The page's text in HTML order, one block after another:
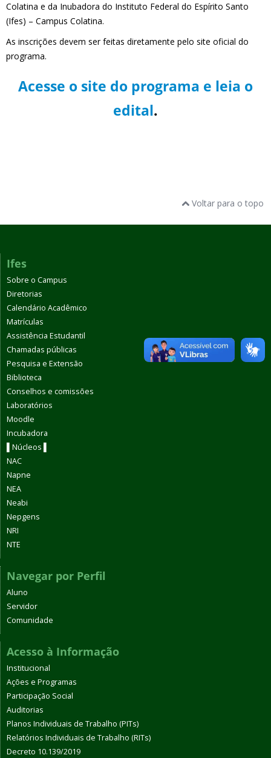
Colatina e da Inubadora do Instituto Federal do Espírito Santo
(Ifes) – Campus Colatina.
As inscrições devem ser feitas diretamente pelo site oficial do
programa.
Acesse o site do programa e leia o
edital.
Voltar para o topo
Ifes
Sobre o Campus
Diretorias
Calendário Acadêmico
Matrículas
Assistência Estudantil
Chamadas públicas
Pesquisa e Extensão
Biblioteca
Conselhos e comissões
Laboratórios
Moodle
Incubadora
▌Núcleos ▌
NAC
Napne
NEA
Neabi
Nepgens
NRI
NTE
Navegar por Perfil
Aluno
Servidor
Comunidade
Acesso à Informação
Institucional
Ações e Programas
Participação Social
Auditorias
Planos Individuais de Trabalho (PITs)
Relatórios Individuais de Trabalho (RITs)
Decreto 10.139/2019